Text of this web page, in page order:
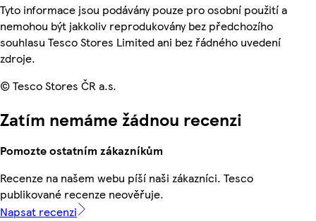
Tyto informace jsou podávány pouze pro osobní použití a
nemohou být jakkoliv reprodukovány bez předchozího
souhlasu Tesco Stores Limited ani bez řádného uvedení
zdroje.
© Tesco Stores ČR a.s.
Zatím nemáme žádnou recenzi
Pomozte ostatním zákazníkům
Recenze na našem webu píší naši zákazníci. Tesco
publikované recenze neověřuje.
Napsat recenzi